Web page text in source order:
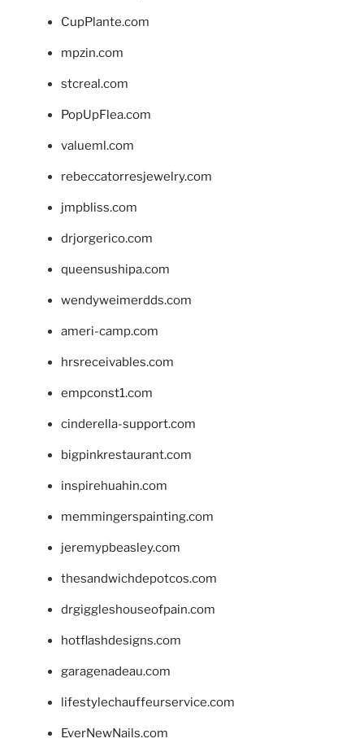
CupPlante.com
mpzin.com
stcreal.com
PopUpFlea.com
valueml.com
rebeccatorresjewelry.com
jmpbliss.com
drjorgerico.com
queensushipa.com
wendyweimerdds.com
ameri-camp.com
hrsreceivables.com
empconst1.com
cinderella-support.com
bigpinkrestaurant.com
inspirehuahin.com
memmingerspainting.com
jeremypbeasley.com
thesandwichdepotcos.com
drgiggleshouseofpain.com
hotflashdesigns.com
garagenadeau.com
lifestylechauffeurservice.com
EverNewNails.com